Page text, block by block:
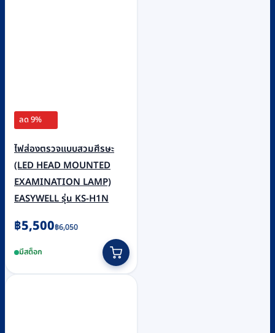
ลด 9%
ไฟส่องตรวจแบบสวมศีรษะ
(LED HEAD MOUNTED
EXAMINATION LAMP)
EASYWELL รุ่น KS-H1N
฿6,050
Original
was:
฿6,050.
฿5,500
Current
is:
฿5,500.
มีสต็อก